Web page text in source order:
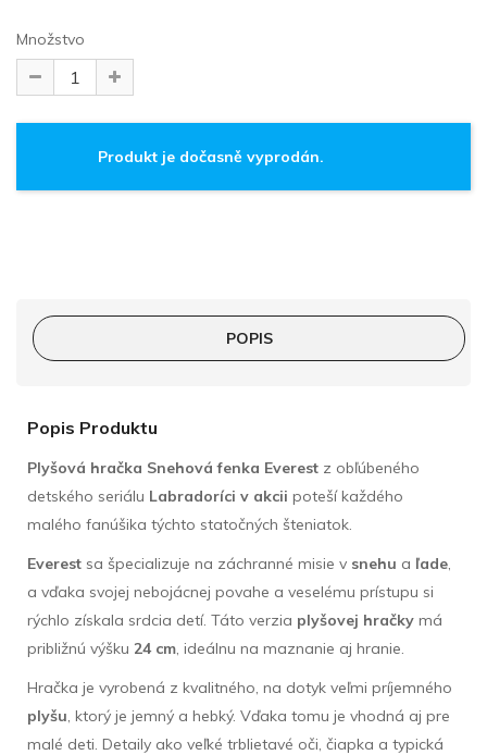
Množstvo
Produkt je dočasně vyprodán.
POPIS
Popis Produktu
Plyšová hračka Snehová fenka Everest z obľúbeného
detského seriálu Labradoríci v akcii poteší každého
malého fanúšika týchto statočných šteniatok.
Everest sa špecializuje na záchranné misie v snehu a ľade,
a vďaka svojej nebojácnej povahe a veselému prístupu si
rýchlo získala srdcia detí. Táto verzia plyšovej hračky má
približnú výšku 24 cm, ideálnu na maznanie aj hranie.
Hračka je vyrobená z kvalitného, na dotyk veľmi príjemného
plyšu, ktorý je jemný a hebký. Vďaka tomu je vhodná aj pre
malé deti. Detaily ako veľké trblietavé oči, čiapka a typická